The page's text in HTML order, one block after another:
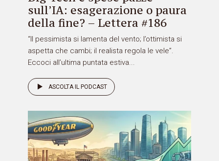
sull’IA: esagerazione o paura
della fine? – Lettera #186
“Il pessimista si lamenta del vento; l’ottimista si
aspetta che cambi; il realista regola le vele”.
Eccoci all’ultima puntata estiva...
ASCOLTA IL PODCAST